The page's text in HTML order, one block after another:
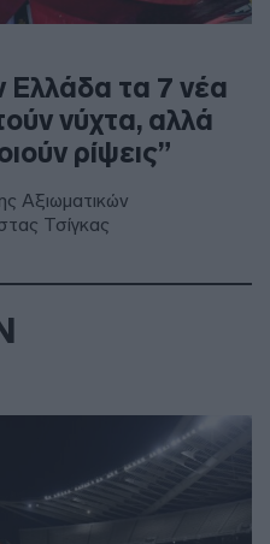
Ελλάδα τα 7 νέα
νύχτα, αλλά
ρίψεις”
Αξιωματικών
Τσίγκας